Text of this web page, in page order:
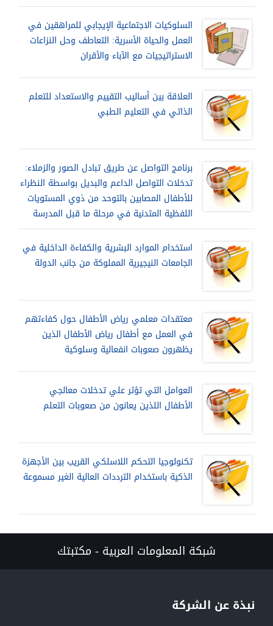
السلوكيات الاجتماعية الإيجابي للمراهقين في
العمل والحياة الأسرية: التعاطف وحل النزاعات
الاستراتيجيات مع الآباء والأقران
العلاقة بين أساليب التقييم والاستعداد للتعلم
الذاتي في التعليم الطبي
برنامج التواصل عن طريق تبادل الصور والزملاء:
تدخلات التواصل الداعم والبديل بواسطة النظراء
للأطفال المصابين بالتوحد من ذوي المستويات
اللفظية المتدنية في مرحلة ما قبل المدرسة
استخدام الموارد البشرية والكفاءة الداخلية في
الجامعات النيجيرية المملوكة من جانب الدولة
معتقدات معلمي رياض الأطفال حول كفاءتهم
في العمل مع أطفال رياض الأطفال الذين
يظهرون صعوبات انفعالية وسلوكية
العوامل التي تؤثر علي تدخلات معالجي
الأطفال اللذين يعانون من صعوبات التعلم
تكنولوجيا التحكم اللاسلكي القريب بين الأجهزة
الذكية باستخدام الترددات العالية الغير مسموعة
شبكة المعلومات العربية - مكتبتك
نبذة عن الشركة